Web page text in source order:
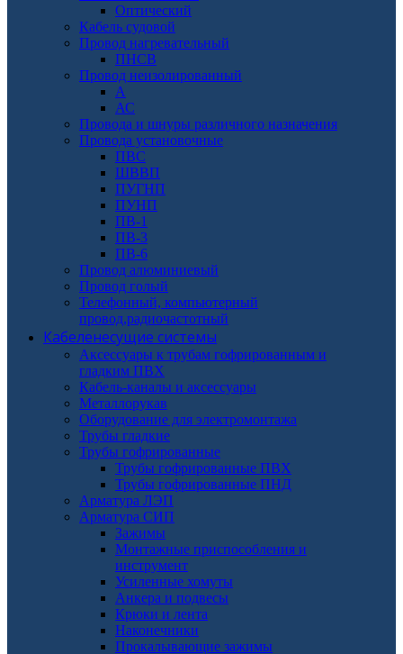
Оптический
Кабель судовой
Провод нагревательный
ПНСВ
Провод неизолированный
А
АС
Провода и шнуры различного назначения
Провода установочные
ПВС
ШВВП
ПУГНП
ПУНП
ПВ-1
ПВ-3
ПВ-6
Провод алюминиевый
Провод голый
Телефонный, компьютерный
провод,радиочастотный
Кабеленесущие системы
Аксессуары к трубам гофрированным и
гладким ПВХ
Кабель-каналы и аксессуары
Металлорукав
Оборудование для электромонтажа
Трубы гладкие
Трубы гофрированные
Трубы гофрированные ПВХ
Трубы гофрированные ПНД
Арматура ЛЭП
Арматура СИП
Зажимы
Монтажные приспособления и
инструмент
Усиленные хомуты
Анкера и подвесы
Крюки и лента
Наконечники
Прокалывающие зажимы